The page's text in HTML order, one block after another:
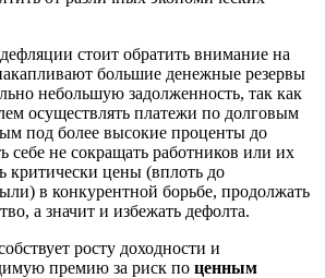
стоит обратить внимание на
большие денежные резервы
небольшую задолженность, так как
осуществлять платежи по долговым
под более высокие проценты до
себе не сокращать работников или их
критически цены (вплоть до
в конкурентной борьбе, продолжать
а значит и избежать дефолта.
росту доходности и
премию за риск по ценным